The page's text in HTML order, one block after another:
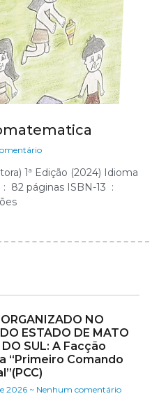
1ª Edição (2024) Idioma
NO
ESTADO DE MATO
DO SUL: A Facção
“Primeiro Comando
2026 Nenhum comentário